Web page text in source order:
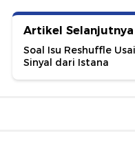
Artikel Selanjutnya
Soal Isu Reshuffle
Sinyal dari Istana